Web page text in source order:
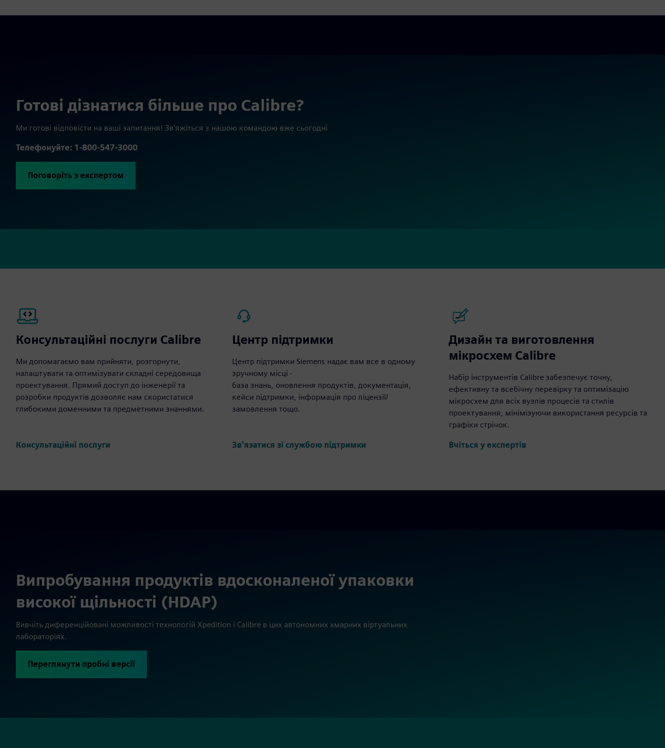
Готові дізнатися більше про Calibre?
Ми готові відповісти на ваші запитання! Зв'яжіться з нашою командою вже сьогодні
Телефонуйте: 1-800-547-3000
Поговоріть з експертом
Консультаційні послуги Calibre
Ми допомагаємо вам прийняти, розгорнути,
налаштувати та оптимізувати складні середовища
проектування. Прямий доступ до інженерії та
розробки продуктів дозволяє нам скористатися
глибокими доменними та предметними знаннями.
Консультаційні послуги
Центр підтримки
Центр підтримки Siemens надає вам все в одному
зручному місці -
база знань, оновлення продуктів, документація,
кейси підтримки, інформація про ліцензії/
замовлення тощо.
Зв'язатися зі службою підтримки
Дизайн та виготовлення
мікросхем Calibre
Набір інструментів Calibre забезпечує точну,
ефективну та всебічну перевірку та оптимізацію
мікросхем для всіх вузлів процесів та стилів
проектування, мінімізуючи використання ресурсів та
графіки стрічок.
Вчіться у експертів
Випробування продуктів вдосконаленої упаковки
високої щільності (HDAP)
Вивчіть диференційовані можливості технологій Xpedition і Calibre в цих автономних хмарних віртуальних
лабораторіях.
Переглянути пробні версії